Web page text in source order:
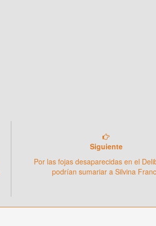
Siguiente
Por las fojas desaparecidas en el
podrían sumariar a Silvina